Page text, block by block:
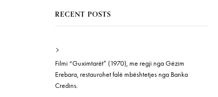
RECENT POSTS
Filmi “Guximtarët” (1970), me regji nga Gëzim
Erebara, restaurohet falë mbështetjes nga Banka
Credins.